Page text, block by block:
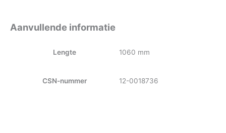
Aanvullende informatie
Lengte 1060 mm
CSN-nummer 12-0018736